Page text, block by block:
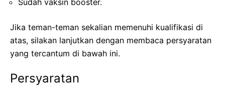
Jika teman-teman sekalian memenuhi kualifikasi di
atas, silakan lanjutkan dengan membaca persyaratan
yang tercantum di bawah ini.
Persyaratan